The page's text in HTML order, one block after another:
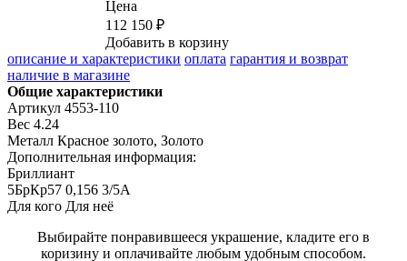
Цена
112 150 ₽
Добавить в корзину
описание и характеристики оплата гарантия и возврат
наличие в магазине
Общие характеристики
Артикул 4553-110
Вес 4.24
Металл Красное золото, Золото
Дополнительная информация:
Бриллиант
5БрКр57 0,156 3/5А
Для кого Для неё
Выбирайте понравившееся украшение, кладите его в
коризину и оплачивайте любым удобным способом.